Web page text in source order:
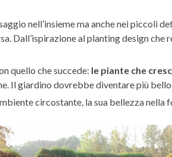
nell’insieme ma anche nei piccoli
Dall’ispirazione al planting design
quello che succede: le piante che
Il giardino dovrebbe diventare più bello
circostante, la sua bellezza